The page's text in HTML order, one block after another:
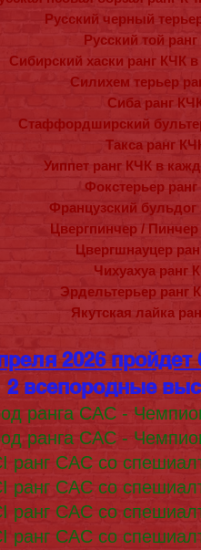
Русский черный
Русский той
Сибирский хаски ранг КЧК
Силихем терьер
Сиба ранг
Стаффордширский
Такса ранг
Уиппет ранг КЧК в
Фокстерьер
Французский бульдог
Цвергпинчер / Пинчер
Цвергшнауцер
Чихуахуа ранг
Эрдельтерьер ранг
Якутская лайка
2026
2 всепородные
ранга САС -
ранга САС -
ранг САС со
ранг САС со
ранг САС со
ранг САС со